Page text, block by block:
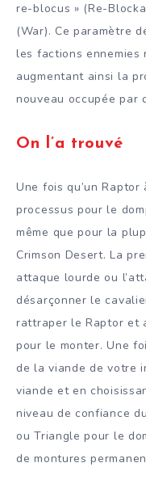
re-blocus » (Re-
(War). Ce paramètre
les factions ennemies
augmentant ainsi la
nouveau occupée par
On l’a trouvé
Une fois qu’un
processus pour le
même que pour la
Crimson Desert. La
attaque lourde ou
désarçonner le
rattraper le Raptor et
pour le monter. Une
de la viande de votre
viande et en
niveau de confiance
ou Triangle pour le
de montures